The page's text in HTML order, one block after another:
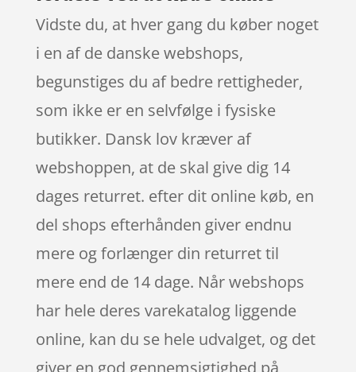
Vidste du, at hver gang du køber noget
i en af de danske webshops,
begunstiges du af bedre rettigheder,
som ikke er en selvfølge i fysiske
butikker. Dansk lov kræver af
webshoppen, at de skal give dig 14
dages returret. efter dit online køb, en
del shops efterhånden giver endnu
mere og forlænger din returret til
mere end de 14 dage. Når webshops
har hele deres varekatalog liggende
online, kan du se hele udvalget, og det
giver en god gennemsigtighed på